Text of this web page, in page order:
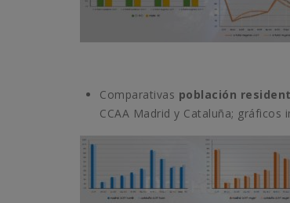
Comparativas población
CCAA Madrid y Cataluña;